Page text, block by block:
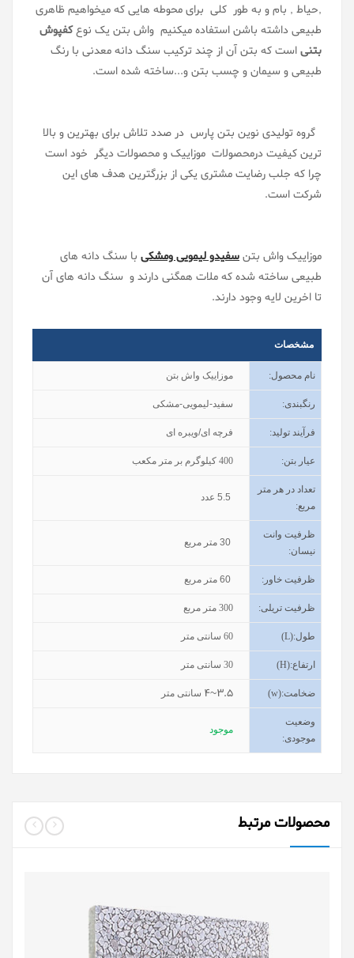
,حیاط , بام و به طور کلی برای محوطه هایی که میخواهیم ظاهری
طبیعی داشته باشن استفاده میکنیم واش بتن یک نوعکفپوش
بتنیاست که بتن آن از چند ترکیب سنگ دانه معدنی با رنگ
طبیعی و سیمان و چسب بتن و...ساخته شده است.
گروه تولیدی نوین بتن پارس در صدد تلاش برای بهترین و بالا
ترین کیفیت درمحصولات موزاییک و محصولات دیگر خود است
چرا که جلب رضایت مشتری یکی از بزرگترین هدف های این
شرکت است.
موزاییک واش بتنسفیدو لیمویی ومشکی با سنگ دانه های
طبیعی ساخته شده که ملات همگنی دارند و سنگ دانه های آن
تا اخرین لایه وجود دارند.
مشخصات
نام محصول: موزاییک واش بتن
رنگبندی: سفید-لیمویی-مشکی
فرآیند تولید: فرچه ای/ویبره ای
عیار بتن:
400 کیلوگرم بر متر مکعب
تعداد در هر متر
مربع:
5.5 عدد
ظرفیت وانت
نیسان:
30 متر مربع
ظرفیت خاور :
60 متر مربع
ظرفیت تریلی:
300 متر مربع
طول(L):
60 سانتی متر
ارتفاع(H):
30 سانتی متر
ضخامت(w):
3.5~4 سانتی متر
وضعیت
موجودی:
موجود
محصولات مرتبط